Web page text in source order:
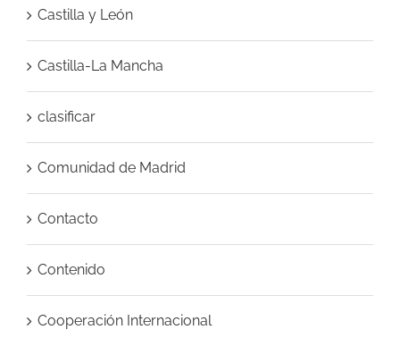
Castilla y León
Castilla-La Mancha
clasificar
Comunidad de Madrid
Contacto
Contenido
Cooperación Internacional